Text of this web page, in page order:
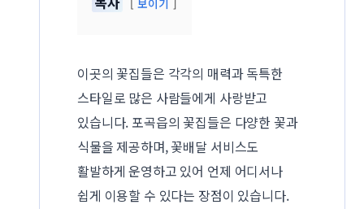
보이기
이곳의 꽃집들은 각각의 매력과 독특한
스타일로 많은 사람들에게 사랑받고
있습니다. 포곡읍의 꽃집들은 다양한 꽃과
식물을 제공하며, 꽃배달 서비스도
활발하게 운영하고 있어 언제 어디서나
쉽게 이용할 수 있다는 장점이 있습니다.